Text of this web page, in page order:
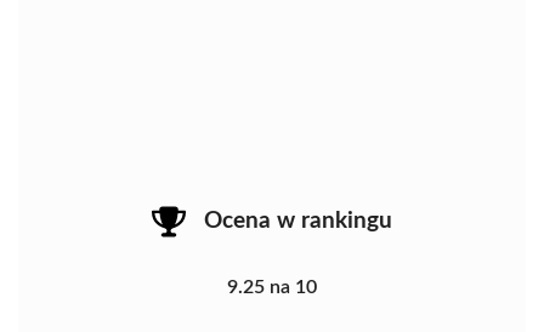
Ocena w rankingu
9.25 na 10